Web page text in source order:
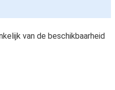
van de beschikbaarheid